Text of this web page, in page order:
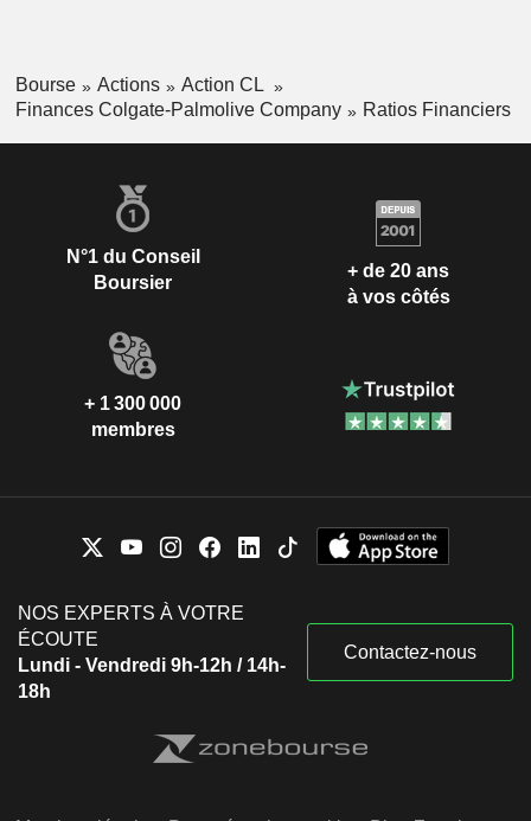
Bourse Actions
Action CL
Finances Colgate-Palmolive Company
Ratios Financiers
N°1 du Conseil
Boursier
+ de 20 ans
à vos côtés
+ 1 300 000
membres
NOS EXPERTS À VOTRE
ÉCOUTE
Lundi - Vendredi 9h-12h / 14h-
18h
Contactez-nous